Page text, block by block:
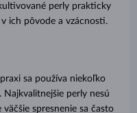
perly prakticky
ich pôvode a vzácnosti.
sa používa niekoľko
perly nesú
spresnenie sa často